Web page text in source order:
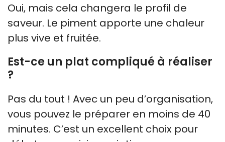
Oui, mais cela changera le profil de
saveur. Le piment apporte une chaleur
plus vive et fruitée.
Est-ce un plat compliqué à réaliser
?
Pas du tout ! Avec un peu d’organisation,
vous pouvez le préparer en moins de 40
minutes. C’est un excellent choix pour